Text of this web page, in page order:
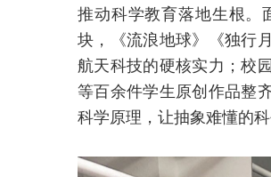
推动科学教育落地生根。
块，《流浪地球》《独行
航天科技的硬核实力；校
等百余件学生原创作品整
科学原理，让抽象难懂的